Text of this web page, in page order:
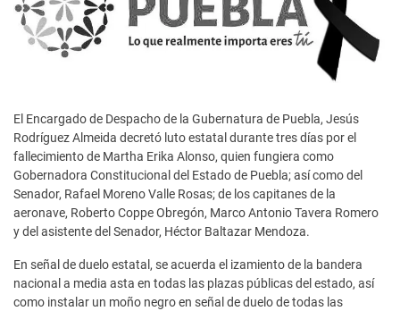
El Encargado de Despacho de la Gubernatura de Puebla, Jesús
Rodríguez Almeida decretó luto estatal durante tres días por el
fallecimiento de Martha Erika Alonso, quien fungiera como
Gobernadora Constitucional del Estado de Puebla; así como del
Senador, Rafael Moreno Valle Rosas; de los capitanes de la
aeronave, Roberto Coppe Obregón, Marco Antonio Tavera Romero
y del asistente del Senador, Héctor Baltazar Mendoza.
En señal de duelo estatal, se acuerda el izamiento de la bandera
nacional a media asta en todas las plazas públicas del estado, así
como instalar un moño negro en señal de duelo de todas las